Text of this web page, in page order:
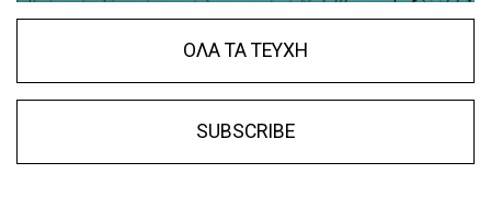
ΟΛΑ ΤΑ ΤΕΥΧΗ
SUBSCRIBE